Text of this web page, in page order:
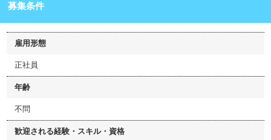
募集条件
雇用形態
正社員
年齢
不問
歓迎される経験・スキル・資格